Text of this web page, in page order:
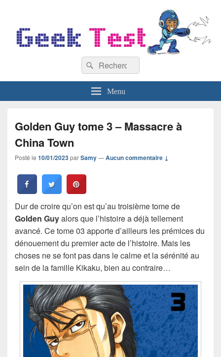
Recherche :
Rechercher
Menu
Golden Guy tome 3 – Massacre à
China Town
Posté le 10/01/2023parSamy—Aucun commentaire ↓
Dur de croire qu’on est qu’au troisième tome de
Golden Guyalors que l’histoire a déjà tellement
avancé. Ce tome 03 apporte d’ailleurs les prémices du
dénouement du premier acte de l’histoire. Mais les
choses ne se font pas dans le calme et la sérénité au
sein de la famille Kikaku, bien au contraire…